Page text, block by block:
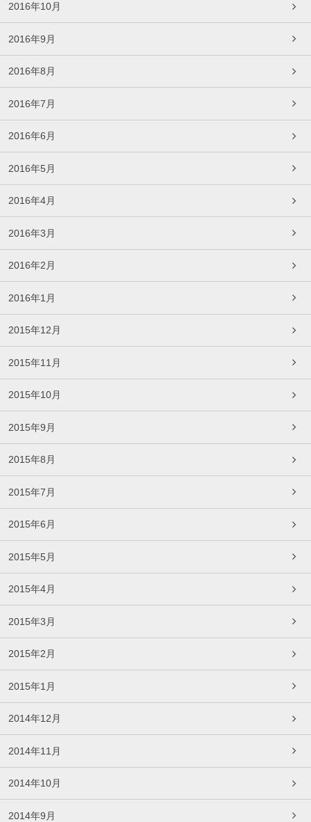
2016年10月
2016年9月
2016年8月
2016年7月
2016年6月
2016年5月
2016年4月
2016年3月
2016年2月
2016年1月
2015年12月
2015年11月
2015年10月
2015年9月
2015年8月
2015年7月
2015年6月
2015年5月
2015年4月
2015年3月
2015年2月
2015年1月
2014年12月
2014年11月
2014年10月
2014年9月